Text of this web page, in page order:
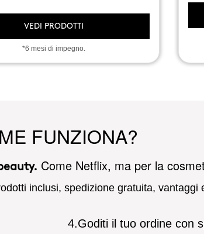
VEDI PRODOTTI
*6 mesi di impegno.
FUNZIONA?
Come Netflix, ma per la
inclusi, spedizione gratuita, vantaggi
4.Goditi il tuo ordine con